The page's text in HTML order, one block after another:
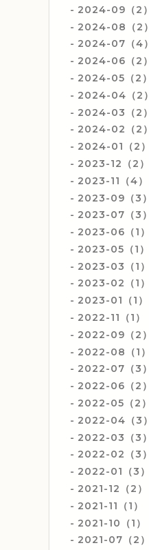
2024-09（2）
2024-08（2）
2024-07（4）
2024-06（2）
2024-05（2）
2024-04（2）
2024-03（2）
2024-02（2）
2024-01（2）
2023-12（2）
2023-11（4）
2023-09（3）
2023-07（3）
2023-06（1）
2023-05（1）
2023-03（1）
2023-02（1）
2023-01（1）
2022-11（1）
2022-09（2）
2022-08（1）
2022-07（3）
2022-06（2）
2022-05（2）
2022-04（3）
2022-03（3）
2022-02（3）
2022-01（3）
2021-12（2）
2021-11（1）
2021-10（1）
2021-07（2）